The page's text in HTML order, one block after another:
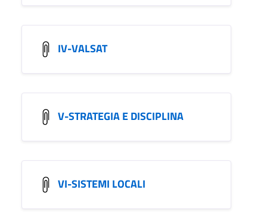
IV-VALSAT
V-STRATEGIA E DISCIPLINA
VI-SISTEMI LOCALI